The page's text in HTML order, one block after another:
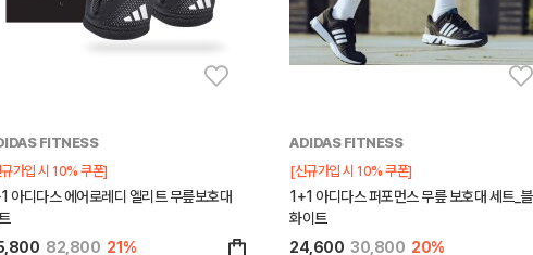
FITNESS
가입 시 10% 쿠폰]
아디다스 에어로레디 엘리트 무릎보호대
82,800 21%
ADIDAS FITNESS
[신규가입 시 10% 쿠폰]
1+1 아디다스 퍼포먼스 무릎 보호대 세트_
화이트
24,600 30,800 20%